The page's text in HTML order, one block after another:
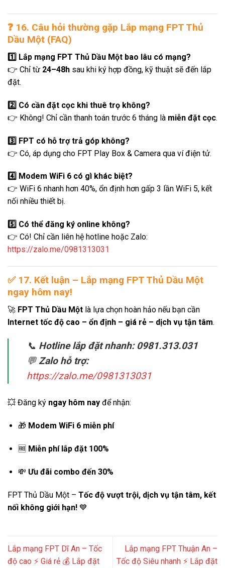
❓ 16. Câu hỏi thường gặp Lắp mạng FPT Thủ
Dầu Một (FAQ)
1️⃣ Lắp mạng FPT Thủ Dầu Một bao lâu có mạng?
👉 Chỉ từ 24–48h sau khi ký hợp đồng, kỹ thuật sẽ đến lắp
đặt.
2️⃣ Có cần đặt cọc khi thuê trọ không?
👉 Không! Chỉ cần thanh toán trước 6 tháng là miễn đặt cọc.
3️⃣ FPT có hỗ trợ trả góp không?
👉 Có, áp dụng cho FPT Play Box & Camera qua ví điện tử.
4️⃣ Modem WiFi 6 có gì khác biệt?
👉 WiFi 6 nhanh hơn 40%, ổn định hơn gấp 3 lần WiFi 5, kết
nối nhiều thiết bị.
5️⃣ Có thể đăng ký online không?
👉 Có! Chỉ cần liên hệ hotline hoặc Zalo:
https://zalo.me/0981313031
✅ 17. Kết luận – Lắp mạng FPT Thủ Dầu Một
ngay hôm nay!
🚀 FPT Thủ Dầu Một là lựa chọn hoàn hảo nếu bạn cần
Internet tốc độ cao – ổn định – giá rẻ – dịch vụ tận tâm.
📞 Hotline lắp đặt nhanh: 0981.313.031
💬Zalo hỗ trợ:
https://zalo.me/0981313031
💥 Đăng ký ngay hôm nay để nhận:
🎁 Modem WiFi 6 miễn phí
🆓 Miễn phí lắp đặt 100%
💸 Ưu đãi combo đến 30%
FPT Thủ Dầu Một – Tốc độ vượt trội, dịch vụ tận tâm, kết
nối không giới hạn! 💙
Lắp mạng FPT Dĩ An – Tốc
độ cao ⚡ Giá rẻ 💰 Lắp đặt
Lắp mạng FPT Thuận An –
Tốc độ Siêu nhanh ⚡ Lắp đặt